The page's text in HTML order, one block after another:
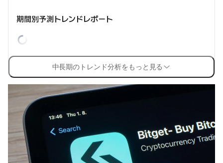
期間別予測トレンドレポート
中長期のトレンド分析をもっと見る